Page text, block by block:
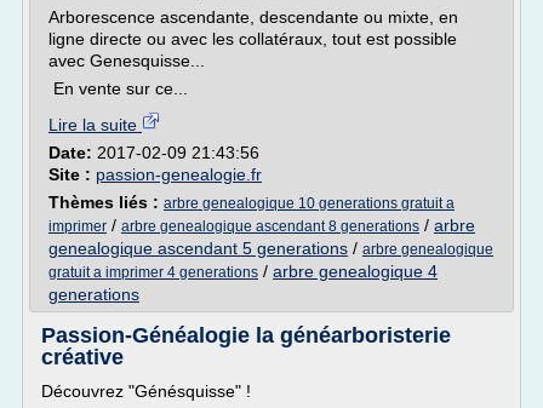
Arborescence ascendante, descendante ou mixte, en
ligne directe ou avec les collatéraux, tout est possible
avec Genesquisse...
En vente sur ce...
Lire la suite
Date: 2017-02-09 21:43:56
Site : passion-genealogie.fr
Thèmes liés : arbre genealogique 10 generations gratuit a
imprimer / arbre genealogique ascendant 8 generations / arbre
genealogique ascendant 5 generations / arbre genealogique
gratuit a imprimer 4 generations / arbre genealogique 4
generations
Passion-Généalogie la généarboristerie
créative
Découvrez "Génésquisse" !